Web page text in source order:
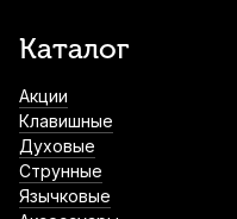
Каталог
Акции
Клавишные
Духовые
Струнные
Язычковые